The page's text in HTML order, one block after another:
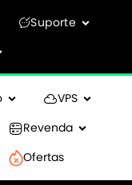
Suporte
VPS
Revenda
Ofertas